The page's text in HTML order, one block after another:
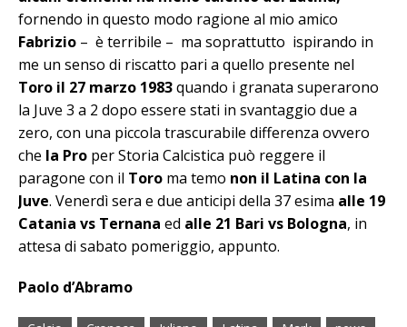
fornendo in questo modo ragione al mio amico
Fabrizio – è terribile – ma soprattutto ispirando in
me un senso di riscatto pari a quello presente nel
Toro il 27 marzo 1983quando i granata superarono
la Juve 3 a 2 dopo essere stati in svantaggio due a
zero, con una piccola trascurabile differenza ovvero
che la Pro per Storia Calcistica può reggere il
paragone con il Toro ma temo non il Latina con la
Juve. Venerdì sera e due anticipi della 37 esima alle 19
Catania vs Ternana ed alle 21 Bari vs Bologna, in
attesa di sabato pomeriggio, appunto.
Paolo d’Abramo